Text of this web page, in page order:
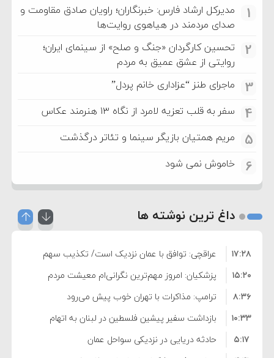
1
مدیرکل ارشاد فارس: خبرنگاران؛ راویان صادق مقاومت و
صدای مردمند در هیاهوی روایت‌ها
2
تحسین کارگردان «جنگ و صلح» از سینمای ایران؛
روایتی از عشق عمیق به مردم
3 ماجرای طنز “عزاداری خانم پردل”
4 سفر به قلب تعزیه لامرد از نگاه ۱۳ هنرمند عکاس
5 مریم همتیان بازیگر سینما و تئاتر درگذشت
6 خاموش نمی شود
داغ ترین نوشته ها
عراقچی: توافق با عمان نزدیک است/ تکذیب سهم
۱۱ درصدی ایران از خزر
۱۷:۲۸
پزشکیان: امروز مهم‌ترین نگرانی‌ام معیشت مردم
است
۱۵:۲۰
ترامپ: مذاکرات با تهران خوب پیش می‌رود
۸:۳۶
بازداشت سفیر پیشین فلسطین در لبنان به اتهام
فساد و اختلاس اموال
۱۰:۳۳
حادثه دریایی در نزدیکی سواحل عمان
۵:۱۷